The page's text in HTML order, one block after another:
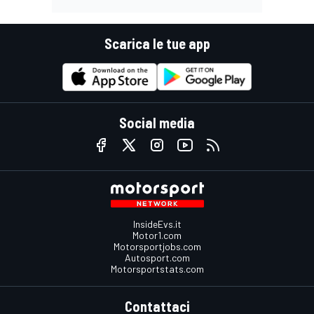
Scarica le tue app
Social media
InsideEvs.it
Motor1.com
Motorsportjobs.com
Autosport.com
Motorsportstats.com
Contattaci